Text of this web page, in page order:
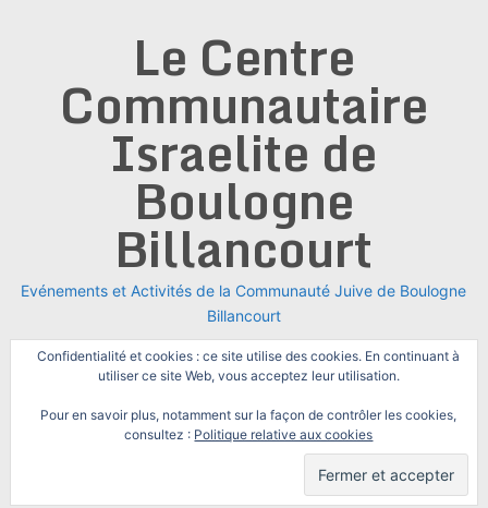
Le Centre
Communautaire
Israelite de
Boulogne
Billancourt
Evénements et Activités de la Communauté Juive de Boulogne
Billancourt
Confidentialité et cookies : ce site utilise des cookies. En continuant à
utiliser ce site Web, vous acceptez leur utilisation.
Pour en savoir plus, notamment sur la façon de contrôler les cookies,
consultez : Politique relative aux cookies